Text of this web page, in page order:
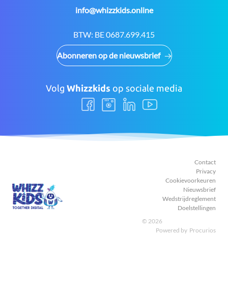
E-
info@whizzkids.online
BTW: BE 0687.699.415
Abonneren op de nieuwsbrief
Volg Whizzkids op sociale media
Volg
ons
Volg
ons
Volg
ons
Volg
ons
Contact
Privacy
Cookievoorkeuren
Nieuwsbrief
Wedstrijdreglement
Doelstellingen
© 2026
Powered by Procurios